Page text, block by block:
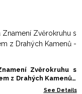
Zvěrokruhu s
z Drahých Kamenů -
See Details